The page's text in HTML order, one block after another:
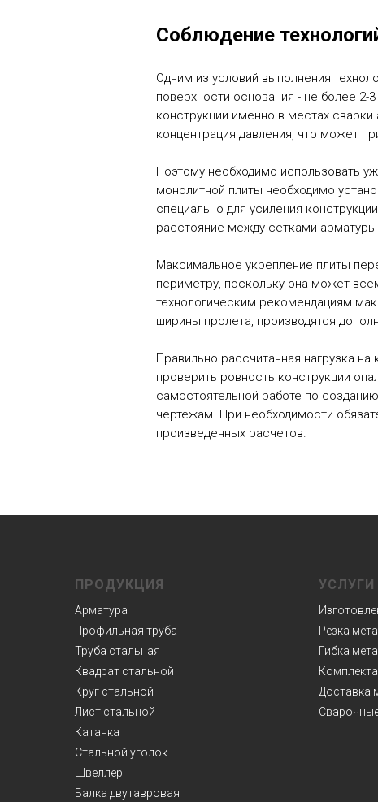
Соблюдение
Одним из условий выполнения
поверхности основания - не более
конструкции именно в местах
концентрация давления, что может
Поэтому необходимо использовать
монолитной плиты необходимо
специально для усиления
расстояние между сетками
Максимальное укрепление плиты
периметру, поскольку она может
технологическим рекомендациям
ширины пролета, производятся
Правильно рассчитанная нагрузка
проверить ровность конструкции
самостоятельной работе по
чертежам. При необходимости
произведенных расчетов.
ПРОДУКЦИЯ
Арматура
Профильная труба
Труба стальная
Квадрат стальной
Круг стальной
Лист стальной
Катанка
Стальной уголок
Швеллер
Балка двутавровая
УСЛУГИ
Резка
Гибка
Доставка